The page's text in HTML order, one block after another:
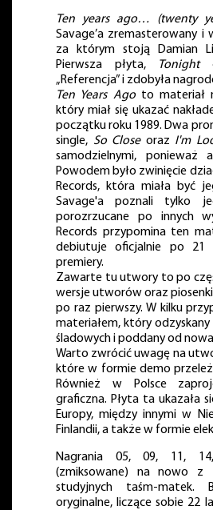
Ten years ago… (twenty
Savage’a zremasterowany i
za którym stoją Damian
Pierwsza płyta,
Tonight
„Referencja” i zdobyła
Ten Years Agoto materiał
który miał się ukazać
początku roku 1989. Dwa
single, So Closeoraz I'm
samodzielnymi, ponieważ
Powodem było zwinięcie
Records, która miała być
Savage'a poznali tylko
porozrzucane po innych
Records przypomina ten
debiutuje oficjalnie po
premiery.
Zawarte tu utwory to po
wersje utworów oraz
po raz pierwszy. W kilku
materiałem, który
śladowych i poddany od
Warto zwrócić uwagę na
które w formie demo
Również w Polsce
graficzna. Płyta ta ukazała
Europy, między innymi w
Finlandii, a także w formie
Nagrania 05, 09, 11,
(zmiksowane) na nowo z
studyjnych taśm-matek.
oryginalne, liczące sobie 22